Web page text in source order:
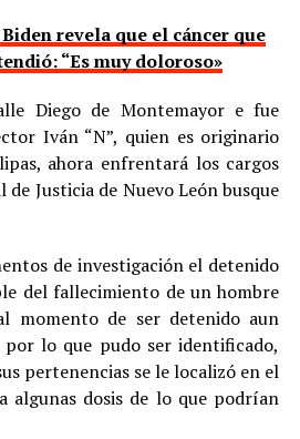
revela que el cáncer que
“Es muy doloroso»
Diego de Montemayor e fue
Iván “N”, quien es originario
ahora enfrentará los cargos
de Justicia de Nuevo León busque
de investigación el detenido
del fallecimiento de un hombre
momento de ser detenido aun
lo que pudo ser identificado,
pertenencias se le localizó en el
algunas dosis de lo que podrían